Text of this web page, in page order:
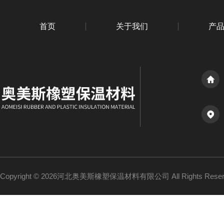
首页 关于我们 产
Copyright © 2026河北奥美斯橡塑保温材料有限公司 All Rights